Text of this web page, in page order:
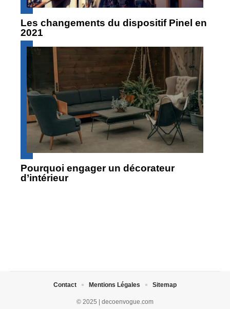
Les changements du dispositif Pinel en
2021
Pourquoi engager un décorateur
d’intérieur
© 2025 | decoenvogue.com
Contact Mentions Légales Sitemap